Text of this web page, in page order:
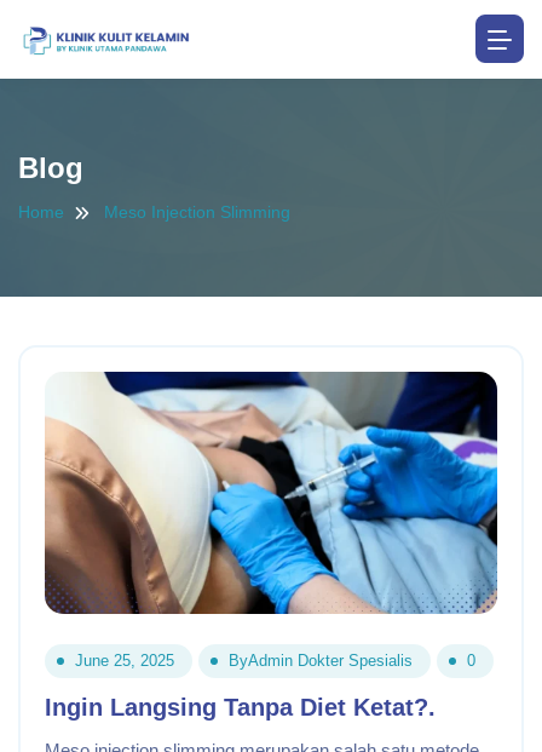
Blog
Home Meso Injection Slimming
June 25, 2025 ByAdmin Dokter Spesialis 0
Ingin Langsing Tanpa Diet Ketat?.